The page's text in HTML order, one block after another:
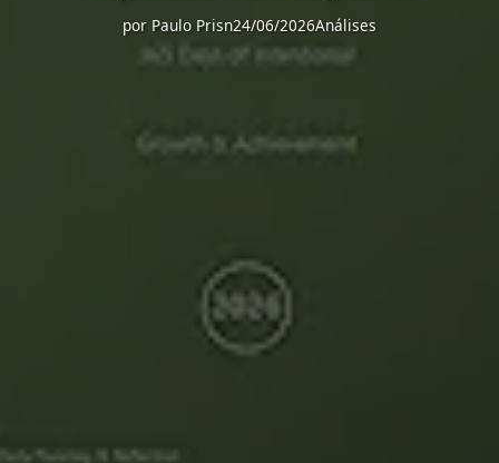
por Paulo Prisn24/06/2026Análises